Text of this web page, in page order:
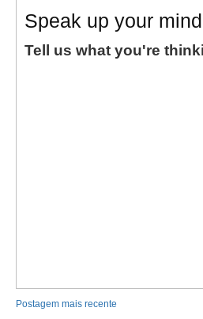
Speak up your mind
Tell us what you're
Postagem mais recente